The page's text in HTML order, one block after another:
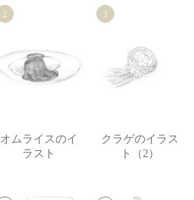
2
オムライスのイ
ラスト
3
クラゲのイラス
ト（2）